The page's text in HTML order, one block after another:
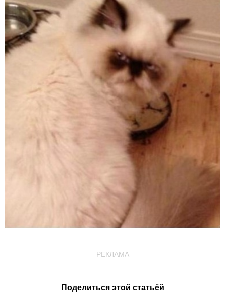
РЕКЛАМА
Поделиться этой статьёй